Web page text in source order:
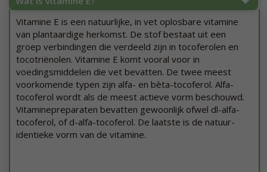
Vitamine E is een natuurlijke, in vet oplosbare vitamine
van plantaardige herkomst. De stof bestaat uit een
groep verbindingen die verdeeld zijn in tocoferolen en
tocotriënolen. Vitamine E komt vooral voor in
voedingsmiddelen die vet bevatten. De twee meest
voorkomende typen zijn alfa- en bèta-tocoferol. Alfa-
tocoferol wordt als de meest actieve vorm beschouwd.
Vitaminepreparaten bevatten gewoonlijk ofwel dl-alfa-
tocoferol, of d-alfa-tocoferol. De laatste is de natuur-
identieke vorm van de vitamine.